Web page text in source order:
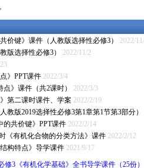
价键》课件（人教版选择性必修3）
2022/
版选择性必修3）
2022/11/2
》PPT课件 2022/3/4
》课件（共2课时）
2022/3/3
第二课时课件、学案 2022/2/19
教版2019选择性必修3第1章第1节第3部分）
的共价键》PPT课件 2022/2/14
《有机化合物的分类方法》课件 2022/2/12
构特点》导学课件 2021/9/17
修3《有机化学基础》全书导学课件（25份）